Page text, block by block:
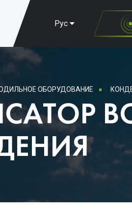
Рус
ОБОРУДОВАНИЕ